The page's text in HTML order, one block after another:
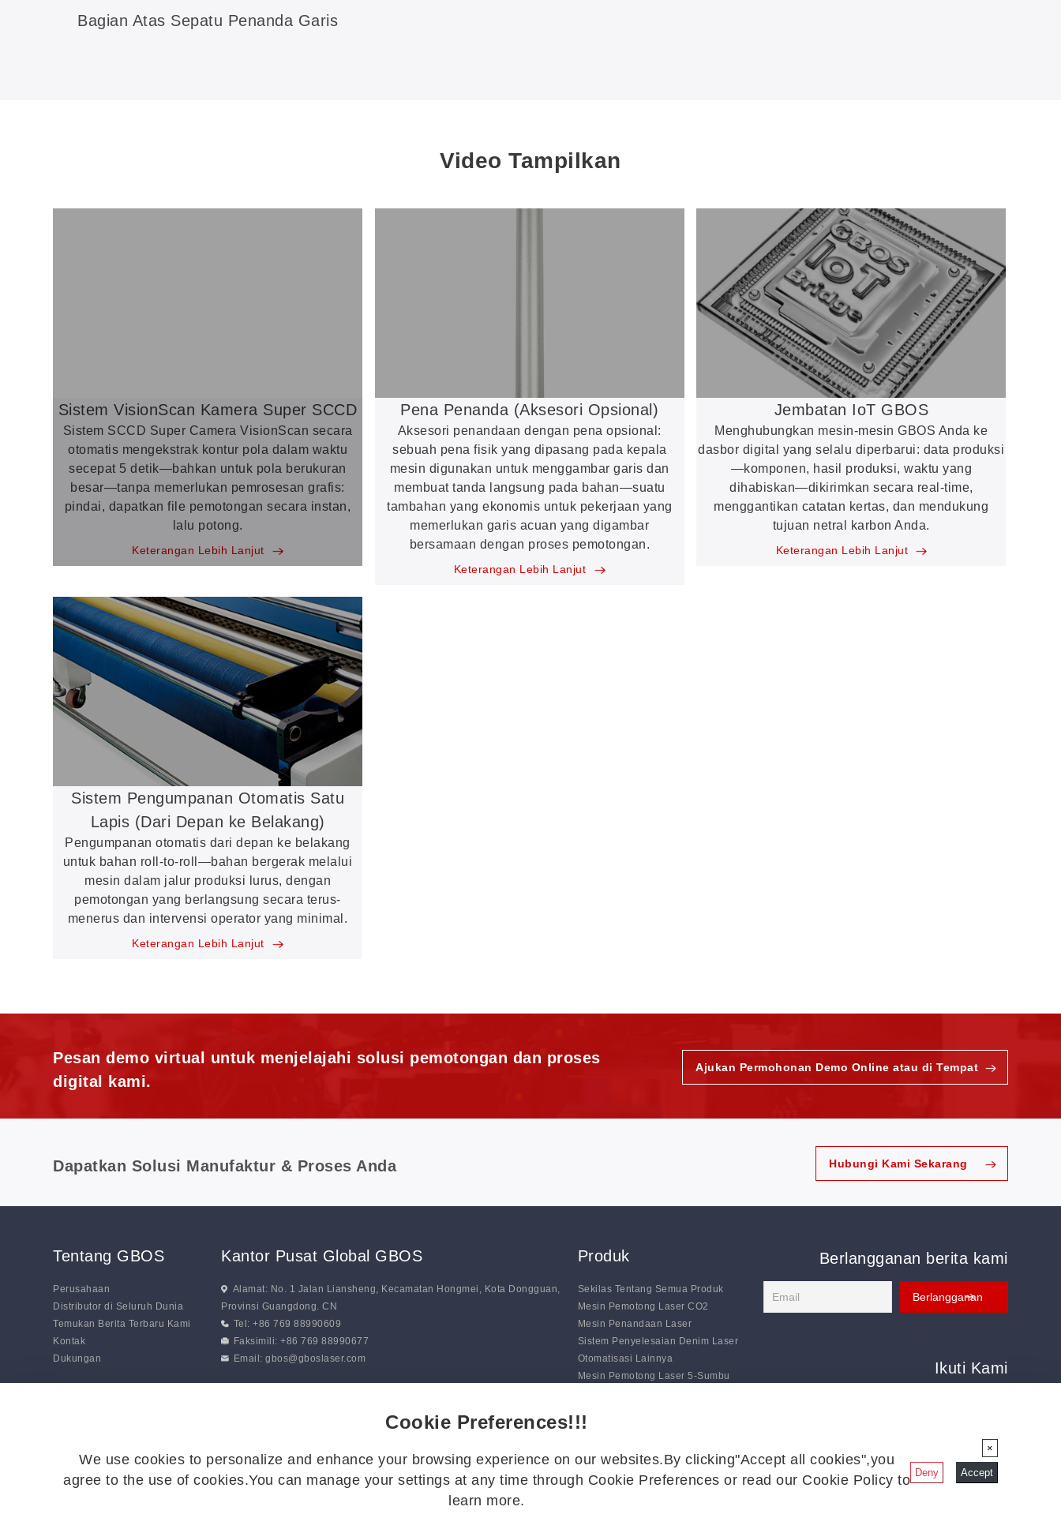
Bagian Atas Sepatu Penanda Garis
Video Tampilkan
Sistem VisionScan Kamera Super SCCD
Sistem SCCD Super Camera VisionScan secara
otomatis mengekstrak kontur pola dalam waktu
secepat 5 detik—bahkan untuk pola berukuran
besar—tanpa memerlukan pemrosesan grafis:
pindai, dapatkan file pemotongan secara instan,
lalu potong.
Keterangan Lebih Lanjut
Pena Penanda (Aksesori Opsional)
Aksesori penandaan dengan pena opsional:
sebuah pena fisik yang dipasang pada kepala
mesin digunakan untuk menggambar garis dan
membuat tanda langsung pada bahan—suatu
tambahan yang ekonomis untuk pekerjaan yang
memerlukan garis acuan yang digambar
bersamaan dengan proses pemotongan.
Keterangan Lebih Lanjut
Jembatan IoT GBOS
Menghubungkan mesin-mesin GBOS Anda ke
dasbor digital yang selalu diperbarui: data produksi
—komponen, hasil produksi, waktu yang
dihabiskan—dikirimkan secara real-time,
menggantikan catatan kertas, dan mendukung
tujuan netral karbon Anda.
Keterangan Lebih Lanjut
Sistem Pengumpanan Otomatis Satu
Lapis (Dari Depan ke Belakang)
Pengumpanan otomatis dari depan ke belakang
untuk bahan roll-to-roll—bahan bergerak melalui
mesin dalam jalur produksi lurus, dengan
pemotongan yang berlangsung secara terus-
menerus dan intervensi operator yang minimal.
Keterangan Lebih Lanjut
Pesan demo virtual untuk menjelajahi solusi pemotongan dan proses
digital kami.
Ajukan Permohonan Demo Online atau di Tempat
Dapatkan Solusi Manufaktur & Proses Anda Hubungi Kami Sekarang
Tentang GBOS
Perusahaan
Distributor di Seluruh Dunia
Temukan Berita Terbaru Kami
Kontak
Dukungan
Kantor Pusat Global GBOS
Alamat: No. 1 Jalan Liansheng, Kecamatan Hongmei, Kota Dongguan,
Provinsi Guangdong. CN
Tel: +86 769 88990609
Faksimili: +86 769 88990677
Email:gbos@gboslaser.com
Produk
Sekilas Tentang Semua Produk
Mesin Pemotong Laser CO2
Mesin Penandaan Laser
Sistem Penyelesaian Denim Laser
Otomatisasi Lainnya
Mesin Pemotong Laser 5-Sumbu
Berlangganan berita kami
Ikuti Kami
Kebijakan Privasi | Peta Situs
Cookie Preferences!!!
We use cookies to personalize and enhance your browsing experience on our websites.By clicking"Accept all cookies",you
agree to the use of cookies.You can manage your settings at any time through Cookie Preferences or read our Cookie Policy to
learn more.
×
Deny Accept